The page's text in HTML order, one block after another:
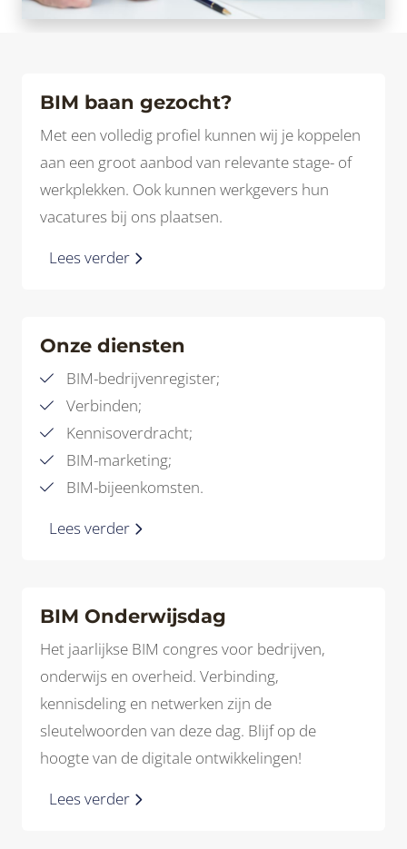
BIM baan gezocht?
Met een volledig profiel kunnen wij je koppelen
aan een groot aanbod van relevante stage- of
werkplekken. Ook kunnen werkgevers hun
vacatures bij ons plaatsen.
Lees verder
Onze diensten
BIM-bedrijvenregister;
Verbinden;
Kennisoverdracht;
BIM-marketing;
BIM-bijeenkomsten.
Lees verder
BIM Onderwijsdag
Het jaarlijkse BIM congres voor bedrijven,
onderwijs en overheid. Verbinding,
kennisdeling en netwerken zijn de
sleutelwoorden van deze dag. Blijf op de
hoogte van de digitale ontwikkelingen!
Lees verder